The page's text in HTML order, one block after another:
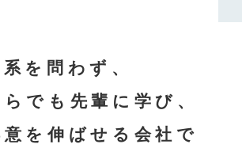
を問わず、
でも先輩に学び、
意を伸ばせる会社で